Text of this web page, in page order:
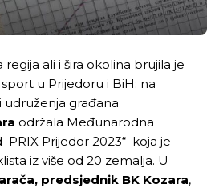
ali i šira okolina brujila je
u Prijedoru i BiH: na
udruženja građana
održala Međunarodna
PRIX Prijedor 2023“ koja je
iz više od 20 zemalja. U
predsjednik BK Kozara,